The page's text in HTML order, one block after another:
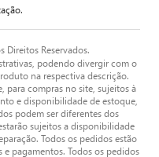
Direitos Reservados.
podendo divergir com o
na respectiva descrição.
para compras no site, sujeitos à
e disponibilidade de estoque,
podem ser diferentes dos
sujeitos a disponibilidade
Todos os pedidos estão
pagamentos. Todos os pedidos